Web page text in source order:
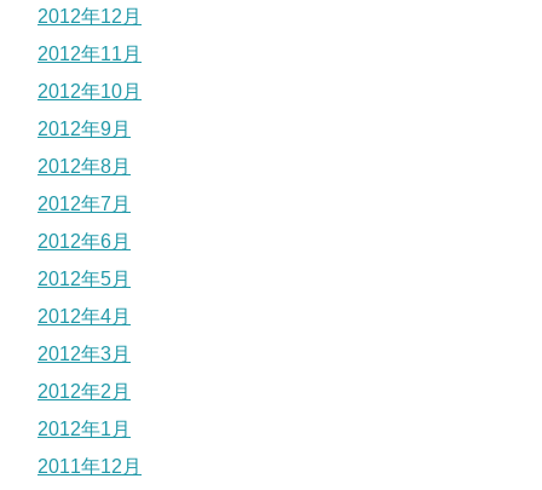
2012年12月
2012年11月
2012年10月
2012年9月
2012年8月
2012年7月
2012年6月
2012年5月
2012年4月
2012年3月
2012年2月
2012年1月
2011年12月